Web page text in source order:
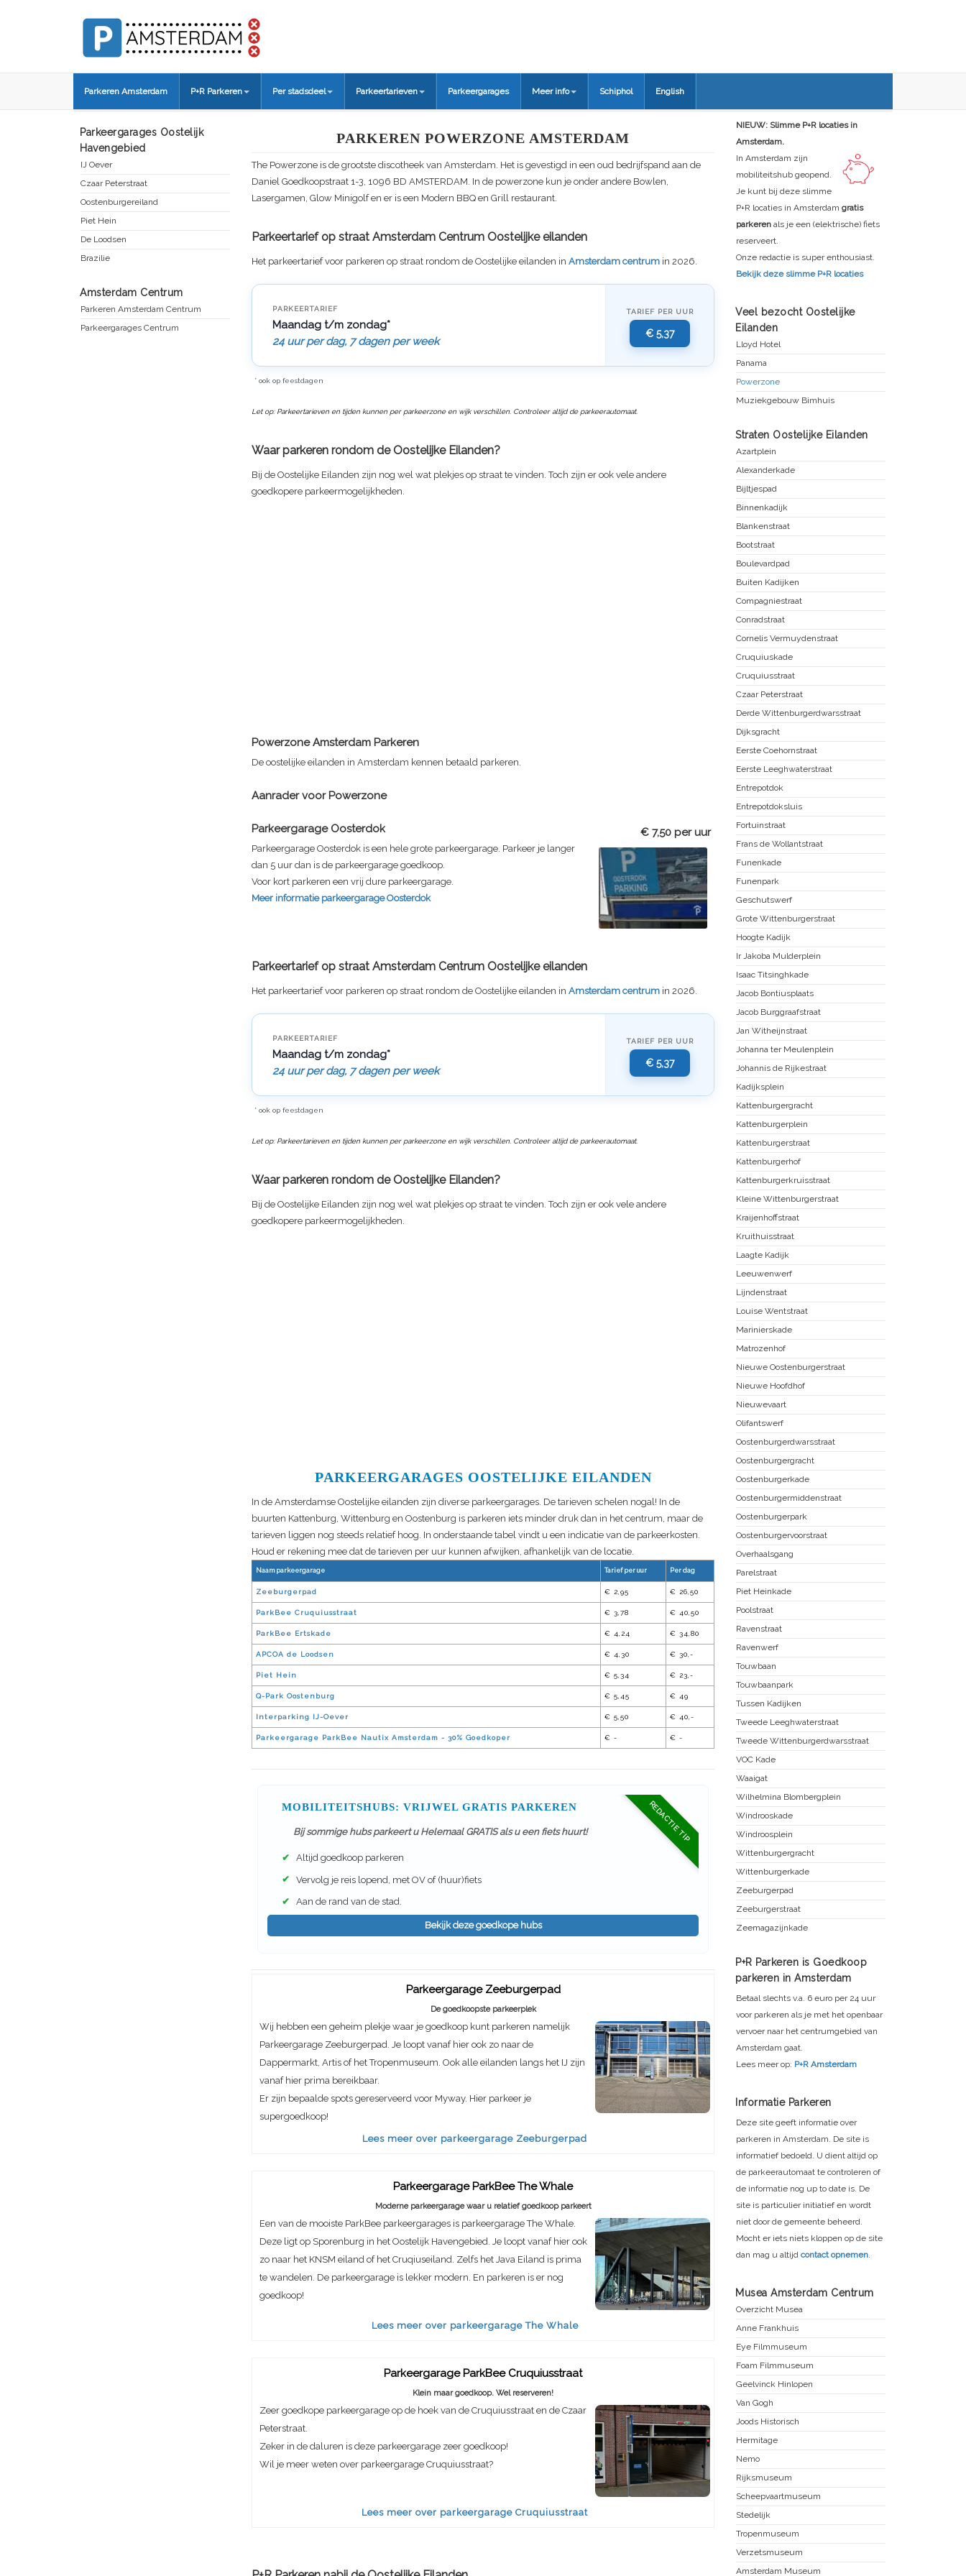
Parkeren Amsterdam P+R Parkeren Per stadsdeel Parkeertarieven Parkeergarages Meer info Schiphol English
PARKEREN POWERZONE AMSTERDAM
The Powerzone is de grootste discotheek van Amsterdam. Het is gevestigd in een oud bedrijfspand aan de
Daniel Goedkoopstraat 1-3, 1096 BD AMSTERDAM. In de powerzone kun je onder andere Bowlen,
Lasergamen, Glow Minigolf en er is een Modern BBQ en Grill restaurant.
Parkeertarief op straat Amsterdam Centrum Oostelijke eilanden
Het parkeertarief voor parkeren op straat rondom de Oostelijke eilanden in Amsterdam centrum in 2026.
PARKEERTARIEF
Maandag t/m zondag*
24 uur per dag, 7 dagen per week
TARIEF PER UUR
€ 5,37
* ook op feestdagen
Let op: Parkeertarieven en tijden kunnen per parkeerzone en wijk verschillen. Controleer altijd de parkeerautomaat.
Waar parkeren rondom de Oostelijke Eilanden?
Bij de Oostelijke Eilanden zijn nog wel wat plekjes op straat te vinden. Toch zijn er ook vele andere
goedkopere parkeermogelijkheden.
Powerzone Amsterdam Parkeren
De oostelijke eilanden in Amsterdam kennen betaald parkeren.
Aanrader voor Powerzone
€ 7,50 per uur
Parkeergarage Oosterdok
Parkeergarage Oosterdok is een hele grote parkeergarage. Parkeer je langer
dan 5 uur dan is de parkeergarage goedkoop.
Voor kort parkeren een vrij dure parkeergarage.
Meer informatie parkeergarage Oosterdok
Parkeertarief op straat Amsterdam Centrum Oostelijke eilanden
Het parkeertarief voor parkeren op straat rondom de Oostelijke eilanden in Amsterdam centrum in 2026.
PARKEERTARIEF
Maandag t/m zondag*
24 uur per dag, 7 dagen per week
TARIEF PER UUR
€ 5,37
* ook op feestdagen
Let op: Parkeertarieven en tijden kunnen per parkeerzone en wijk verschillen. Controleer altijd de parkeerautomaat.
Waar parkeren rondom de Oostelijke Eilanden?
Bij de Oostelijke Eilanden zijn nog wel wat plekjes op straat te vinden. Toch zijn er ook vele andere
goedkopere parkeermogelijkheden.
PARKEERGARAGES OOSTELIJKE EILANDEN
In de Amsterdamse Oostelijke eilanden zijn diverse parkeergarages. De tarieven schelen nogal! In de
buurten Kattenburg, Wittenburg en Oostenburg is parkeren iets minder druk dan in het centrum, maar de
tarieven liggen nog steeds relatief hoog. In onderstaande tabel vindt u een indicatie van de parkeerkosten.
Houd er rekening mee dat de tarieven per uur kunnen afwijken, afhankelijk van de locatie.
Naam parkeergarage Tarief per uur Per dag
Zeeburgerpad € 2,95 € 26,50
ParkBee Cruquiusstraat € 3,78 € 40,50
ParkBee Ertskade € 4,24 € 34,80
APCOA de Loodsen € 4,30 € 30,-
Piet Hein € 5,34 € 23,-
Q-Park Oostenburg € 5,45 € 49
Interparking IJ-Oever € 5,50 € 40,-
Parkeergarage ParkBee Nautix Amsterdam - 30% Goedkoper € - € -
REDACTIE TIP
MOBILITEITSHUBS: VRIJWEL GRATIS PARKEREN
Bij sommige hubs parkeert u Helemaal GRATIS als u een fiets huurt!
✔ Altijd goedkoop parkeren
✔ Vervolg je reis lopend, met OV of (huur)fiets
✔ Aan de rand van de stad.
Bekijk deze goedkope hubs
Parkeergarage Zeeburgerpad
De goedkoopste parkeerplek
Wij hebben een geheim plekje waar je goedkoop kunt parkeren namelijk
Parkeergarage Zeeburgerpad. Je loopt vanaf hier ook zo naar de
Dappermarkt, Artis of het Tropenmuseum. Ook alle eilanden langs het IJ zijn
vanaf hier prima bereikbaar.
Er zijn bepaalde spots gereserveerd voor Myway. Hier parkeer je
supergoedkoop!
Lees meer over parkeergarage Zeeburgerpad
Parkeergarage ParkBee The Whale
Moderne parkeergarage waar u relatief goedkoop parkeert
Een van de mooiste ParkBee parkeergarages is parkeergarage The Whale.
Deze ligt op Sporenburg in het Oostelijk Havengebied. Je loopt vanaf hier ook
zo naar het KNSM eiland of het Cruqiuseiland. Zelfs het Java Eiland is prima
te wandelen. De parkeergarage is lekker modern. En parkeren is er nog
goedkoop!
Lees meer over parkeergarage The Whale
Parkeergarage ParkBee Cruquiusstraat
Klein maar goedkoop. Wel reserveren!
Zeer goedkope parkeergarage op de hoek van de Cruquiusstraat en de Czaar
Peterstraat.
Zeker in de daluren is deze parkeergarage zeer goedkoop!
Wil je meer weten over parkeergarage Cruquiusstraat?
Lees meer over parkeergarage Cruquiusstraat
Parkeergarages Oostelijk
Havengebied
IJ Oever
Czaar Peterstraat
Oostenburgereiland
Piet Hein
De Loodsen
Brazilie
Amsterdam Centrum
Parkeren Amsterdam Centrum
Parkeergarages Centrum
NIEUW: Slimme P+R locaties in
Amsterdam.
In Amsterdam zijn
mobiliteitshub geopend.
Je kunt bij deze slimme
P+R locaties in Amsterdam gratis
parkeren als je een (elektrische) fiets
reserveert.
Onze redactie is super enthousiast.
Bekijk deze slimme P+R locaties
Veel bezocht Oostelijke
Eilanden
Lloyd Hotel
Panama
Powerzone
Muziekgebouw Bimhuis
Straten Oostelijke Eilanden
Azartplein
Alexanderkade
Bijltjespad
Binnenkadijk
Blankenstraat
Bootstraat
Boulevardpad
Buiten Kadijken
Compagniestraat
Conradstraat
Cornelis Vermuydenstraat
Cruquiuskade
Cruquiusstraat
Czaar Peterstraat
Derde Wittenburgerdwarsstraat
Dijksgracht
Eerste Coehornstraat
Eerste Leeghwaterstraat
Entrepotdok
Entrepotdoksluis
Fortuinstraat
Frans de Wollantstraat
Funenkade
Funenpark
Geschutswerf
Grote Wittenburgerstraat
Hoogte Kadijk
Ir Jakoba Mulderplein
Isaac Titsinghkade
Jacob Bontiusplaats
Jacob Burggraafstraat
Jan Witheijnstraat
Johanna ter Meulenplein
Johannis de Rijkestraat
Kadijksplein
Kattenburgergracht
Kattenburgerplein
Kattenburgerstraat
Kattenburgerhof
Kattenburgerkruisstraat
Kleine Wittenburgerstraat
Kraijenhoffstraat
Kruithuisstraat
Laagte Kadijk
Leeuwenwerf
Lijndenstraat
Louise Wentstraat
Marinierskade
Matrozenhof
Nieuwe Oostenburgerstraat
Nieuwe Hoofdhof
Nieuwevaart
Olifantswerf
Oostenburgerdwarsstraat
Oostenburgergracht
Oostenburgerkade
Oostenburgermiddenstraat
Oostenburgerpark
Oostenburgervoorstraat
Overhaalsgang
Parelstraat
Piet Heinkade
Poolstraat
Ravenstraat
Ravenwerf
Touwbaan
Touwbaanpark
Tussen Kadijken
Tweede Leeghwaterstraat
Tweede Wittenburgerdwarsstraat
VOC Kade
Waaigat
Wilhelmina Blombergplein
Windrooskade
Windroosplein
Wittenburgergracht
Wittenburgerkade
Zeeburgerpad
Zeeburgerstraat
Zeemagazijnkade
P+R Parkeren is Goedkoop
parkeren in Amsterdam
Betaal slechts v.a. 6 euro per 24 uur
voor parkeren als je met het openbaar
vervoer naar het centrumgebied van
Amsterdam gaat.
Lees meer op: P+R Amsterdam
Informatie Parkeren
Deze site geeft informatie over
parkeren in Amsterdam. De site is
informatief bedoeld. U dient altijd op
de parkeerautomaat te controleren of
de informatie nog up to date is. De
site is particulier initiatief en wordt
niet door de gemeente beheerd.
Mocht er iets niets kloppen op de site
dan mag u altijd contact opnemen.
Musea Amsterdam Centrum
Overzicht Musea
Anne Frankhuis
Eye Filmmuseum
Foam Filmmuseum
Geelvinck Hinlopen
Van Gogh
Joods Historisch
Hermitage
Nemo
Rijksmuseum
Scheepvaartmuseum
Stedelijk
Tropenmuseum
Verzetsmuseum
Amsterdam Museum